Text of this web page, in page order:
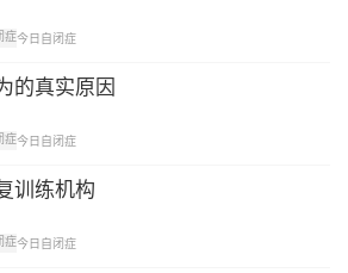
读别人的表情，因此不知道别人
与固执，大有可能是出于紧张和
他话题。
今日自闭症
的真实原因
今日自闭症
训练机构
今日自闭症